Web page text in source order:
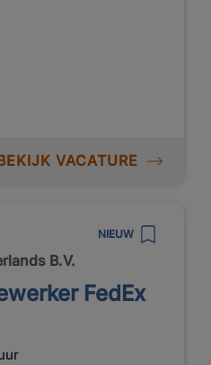
VACATURE
NIEUW
B.V.
FedEx